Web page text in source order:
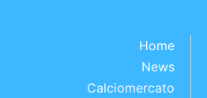
Home
News
Calciomercato